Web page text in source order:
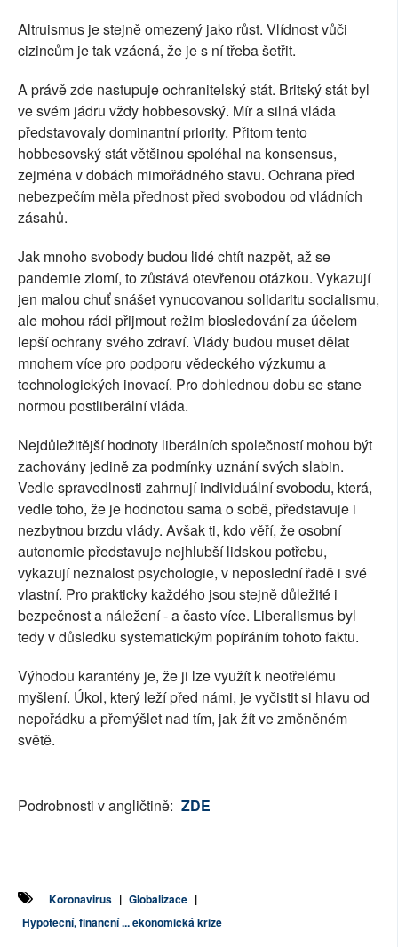
Altruismus je stejně omezený jako růst. Vlídnost vůči
cizincům je tak vzácná, že je s ní třeba šetřit.
A právě zde nastupuje ochranitelský stát. Britský stát byl
ve svém jádru vždy hobbesovský. Mír a silná vláda
představovaly dominantní priority. Přitom tento
hobbesovský stát většinou spoléhal na konsensus,
zejména v dobách mimořádného stavu. Ochrana před
nebezpečím měla přednost před svobodou od vládních
zásahů.
Jak mnoho svobody budou lidé chtít nazpět, až se
pandemie zlomí, to zůstává otevřenou otázkou. Vykazují
jen malou chuť snášet vynucovanou solidaritu socialismu,
ale mohou rádi přijmout režim biosledování za účelem
lepší ochrany svého zdraví. Vlády budou muset dělat
mnohem více pro podporu vědeckého výzkumu a
technologických inovací. Pro dohlednou dobu se stane
normou postliberální vláda.
Nejdůležitější hodnoty liberálních společností mohou být
zachovány jedině za podmínky uznání svých slabin.
Vedle spravedlnosti zahrnují individuální svobodu, která,
vedle toho, že je hodnotou sama o sobě, představuje i
nezbytnou brzdu vlády. Avšak ti, kdo věří, že osobní
autonomie představuje nejhlubší lidskou potřebu,
vykazují neznalost psychologie, v neposlední řadě i své
vlastní. Pro prakticky každého jsou stejně důležité i
bezpečnost a náležení - a často více. Liberalismus byl
tedy v důsledku systematickým popíráním tohoto faktu.
Výhodou karantény je, že ji lze využít k neotřelému
myšlení. Úkol, který leží před námi, je vyčistit si hlavu od
nepořádku a přemýšlet nad tím, jak žít ve změněném
světě.
Podrobnosti v angličtině: ZDE
Koronavirus | Globalizace |
Hypoteční, finanční ... ekonomická krize